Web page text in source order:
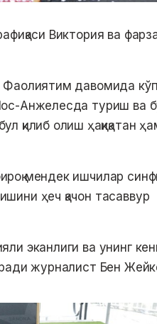
Виктория ва
Фаолиятим давомида
Анжелесда туриш ва
олиш ҳақиқатан
мендек ишчилар
ҳеч қачон тасаввур
эканлиги ва унинг
журналист Бен